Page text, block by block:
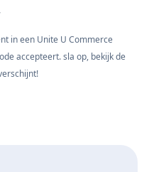
in een Unite U Commerce
accepteert. sla op, bekijk de